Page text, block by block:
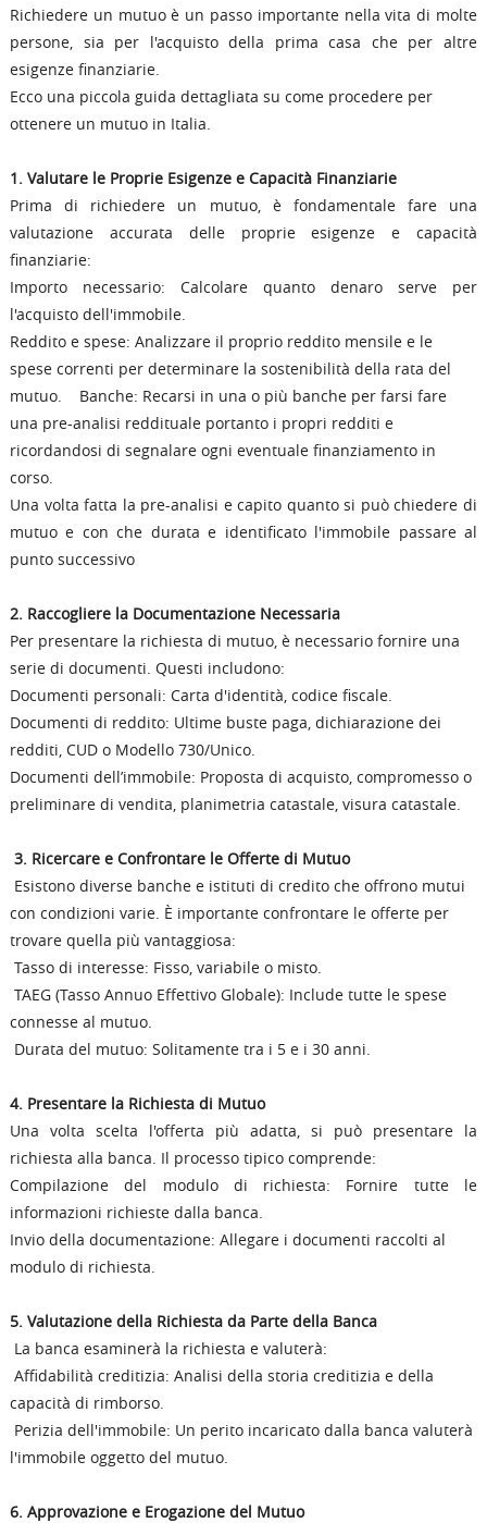
Richiedere un mutuo è un passo importante nella vita di molte
persone, sia per l'acquisto della prima casa che per altre
esigenze finanziarie.
Ecco una piccola guida dettagliata su come procedere per
ottenere un mutuo in Italia.
1. Valutare le Proprie Esigenze e Capacità Finanziarie
Prima di richiedere un mutuo, è fondamentale fare una
valutazione accurata delle proprie esigenze e capacità
finanziarie:
Importo necessario: Calcolare quanto denaro serve per
l'acquisto dell'immobile.
Reddito e spese: Analizzare il proprio reddito mensile e le
spese correnti per determinare la sostenibilità della rata del
mutuo. Banche: Recarsi in una o più banche per farsi fare
una pre-analisi reddituale portanto i propri redditi e
ricordandosi di segnalare ogni eventuale finanziamento in
corso.
Una volta fatta la pre-analisi e capito quanto si può chiedere di
mutuo e con che durata e identificato l'immobile passare al
punto successivo
2. Raccogliere la Documentazione Necessaria
Per presentare la richiesta di mutuo, è necessario fornire una
serie di documenti. Questi includono:
Documenti personali: Carta d'identità, codice fiscale.
Documenti di reddito: Ultime buste paga, dichiarazione dei
redditi, CUD o Modello 730/Unico.
Documenti dell’immobile: Proposta di acquisto, compromesso o
preliminare di vendita, planimetria catastale, visura catastale.
3. Ricercare e Confrontare le Offerte di Mutuo
Esistono diverse banche e istituti di credito che offrono mutui
con condizioni varie. È importante confrontare le offerte per
trovare quella più vantaggiosa:
Tasso di interesse: Fisso, variabile o misto.
TAEG (Tasso Annuo Effettivo Globale): Include tutte le spese
connesse al mutuo.
Durata del mutuo: Solitamente tra i 5 e i 30 anni.
4. Presentare la Richiesta di Mutuo
Una volta scelta l'offerta più adatta, si può presentare la
richiesta alla banca. Il processo tipico comprende:
Compilazione del modulo di richiesta: Fornire tutte le
informazioni richieste dalla banca.
Invio della documentazione: Allegare i documenti raccolti al
modulo di richiesta.
5. Valutazione della Richiesta da Parte della Banca
La banca esaminerà la richiesta e valuterà:
Affidabilità creditizia: Analisi della storia creditizia e della
capacità di rimborso.
Perizia dell'immobile: Un perito incaricato dalla banca valuterà
l'immobile oggetto del mutuo.
6. Approvazione e Erogazione del Mutuo